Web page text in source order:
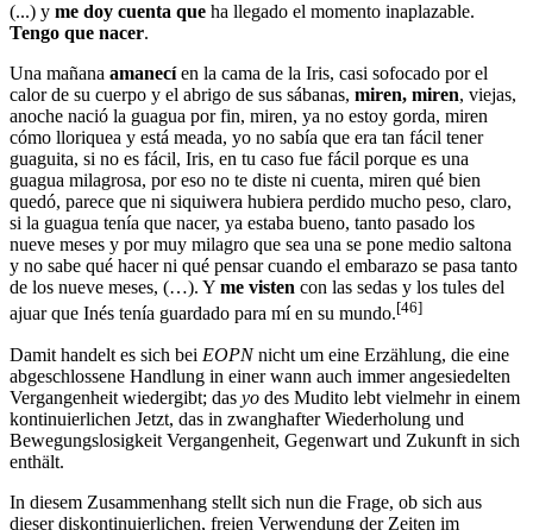
(...) y me doy cuenta que ha llegado el momento inaplazable.
Tengo que nacer.
Una mañana amanecíen la cama de la Iris, casi sofocado por el
calor de su cuerpo y el abrigo de sus sábanas, miren, miren, viejas,
anoche nació la guagua por fin, miren, ya no estoy gorda, miren
cómo lloriquea y está meada, yo no sabía que era tan fácil tener
guaguita, si no es fácil, Iris, en tu caso fue fácil porque es una
guagua milagrosa, por eso no te diste ni cuenta, miren qué bien
quedó, parece que ni siquiwera hubiera perdido mucho peso, claro,
si la guagua tenía que nacer, ya estaba bueno, tanto pasado los
nueve meses y por muy milagro que sea una se pone medio saltona
y no sabe qué hacer ni qué pensar cuando el embarazo se pasa tanto
de los nueve meses, (…). Y me visten con las sedas y los tules del
ajuar que Inés tenía guardado para mí en su mundo.[46]
Damit handelt es sich bei EOPNnicht um eine Erzählung, die eine
abgeschlossene Handlung in einer wann auch immer angesiedelten
Vergangenheit wiedergibt; das yo des Mudito lebt vielmehr in einem
kontinuierlichen Jetzt, das in zwanghafter Wiederholung und
Bewegungslosigkeit Vergangenheit, Gegenwart und Zukunft in sich
enthält.
In diesem Zusammenhang stellt sich nun die Frage, ob sich aus
dieser diskontinuierlichen, freien Verwendung der Zeiten im